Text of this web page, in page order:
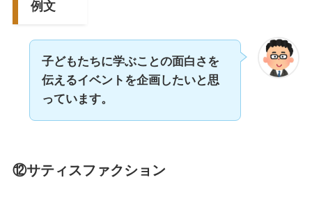
例文
子どもたちに学ぶことの面白さを
伝えるイベントを企画したいと思
っています。
⑫サティスファクション